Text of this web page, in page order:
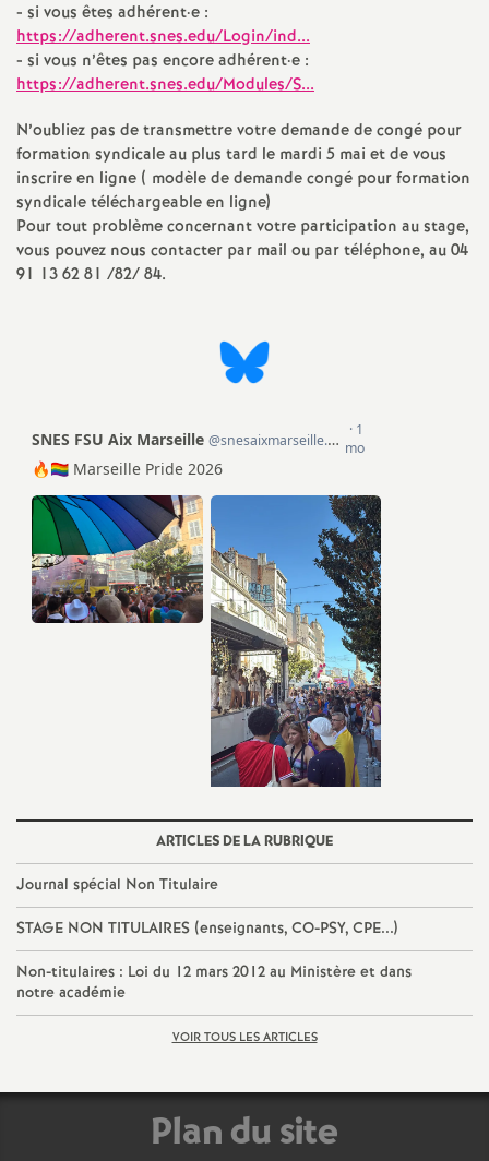
e
S
e
d
d
e
g
r
é
O
r
l
é
a
- si vous êtes adhérent·e :
https://adherent.snes.edu/Login/ind...
- si vous n’êtes pas encore adhérent·e :
https://adherent.snes.edu/Modules/S...
N’oubliez pas de transmettre votre demande de congé pour
formation syndicale au plus tard le mardi 5 mai et de vous
inscrire en ligne ( modèle de demande congé pour formation
syndicale téléchargeable en ligne)
Pour tout problème concernant votre participation au stage,
vous pouvez nous contacter par mail ou par téléphone, au 04
91 13 62 81 /82/ 84.
ARTICLES DE LA RUBRIQUE
Journal spécial Non Titulaire
STAGE NON TITULAIRES (enseignants, CO-PSY, CPE...)
Non-titulaires : Loi du 12 mars 2012 au Ministère et dans
notre académie
VOIR TOUS LES ARTICLES
Plan du site